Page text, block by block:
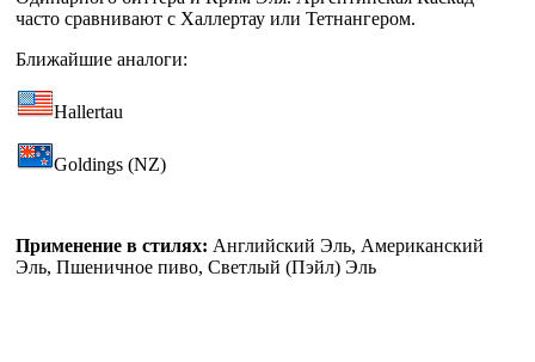
часто сравнивают с Халлертау или Тетнангером.
Ближайшие аналоги:
Hallertau
Goldings (NZ)
Применение в стилях: Английский Эль, Американский
Эль, Пшеничное пиво, Светлый (Пэйл) Эль